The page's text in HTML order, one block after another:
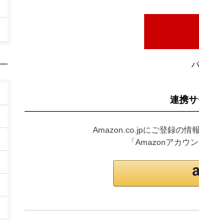
連携
Amazon.co.jpにご登録の情
「Amazonアカウ